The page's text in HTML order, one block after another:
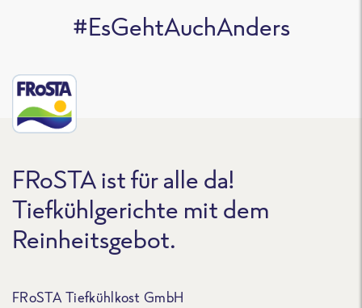
#EsGehtAuchAnders
FRoSTA ist für alle da!
Tiefkühlgerichte mit dem
Reinheitsgebot.
FRoSTA Tiefkühlkost GmbH